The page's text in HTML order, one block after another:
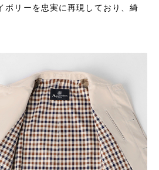
ボリーを忠実に再現しており、綺